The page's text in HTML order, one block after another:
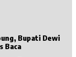
Bupati Dewi
Baca